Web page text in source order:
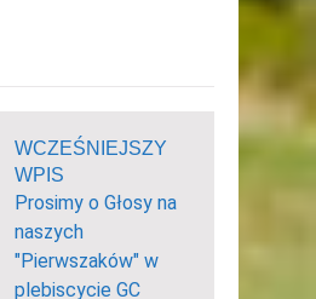
WCZEŚNIEJSZY
WPIS
Prosimy o Głosy na
naszych
"Pierwszaków" w
plebiscycie GC